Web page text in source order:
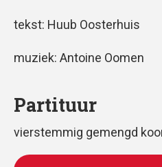
tekst: Huub Oosterhuis
muziek: Antoine Oomen
Partituur
vierstemmig gemengd